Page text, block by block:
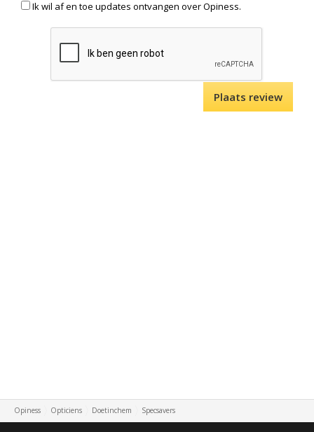
Ik wil af en toe updates ontvangen over Opiness.
Opiness Opticiens Doetinchem Specsavers